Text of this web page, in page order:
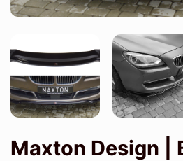
Maxton Design |